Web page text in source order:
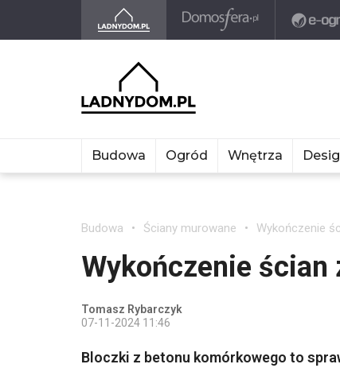
Budowa Ogród Wnętrza
Budowa Ściany murowane Wykończenie
Wykończenie ścian
Tomasz Rybarczyk
07-11-2024 11:46
Bloczki z betonu komórkowego to